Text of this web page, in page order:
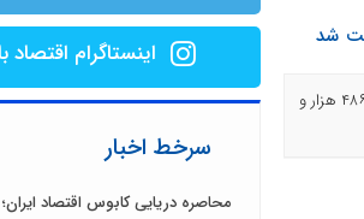
روز گذشته در بازار مشتقه و مالی بورس کالای ایران ۹۱۶ میلیون و ۴۸۶ هزار و
اینستاگرام اقتصاد
سرخط اخبار
محاصره دریایی کابوس اقتصاد